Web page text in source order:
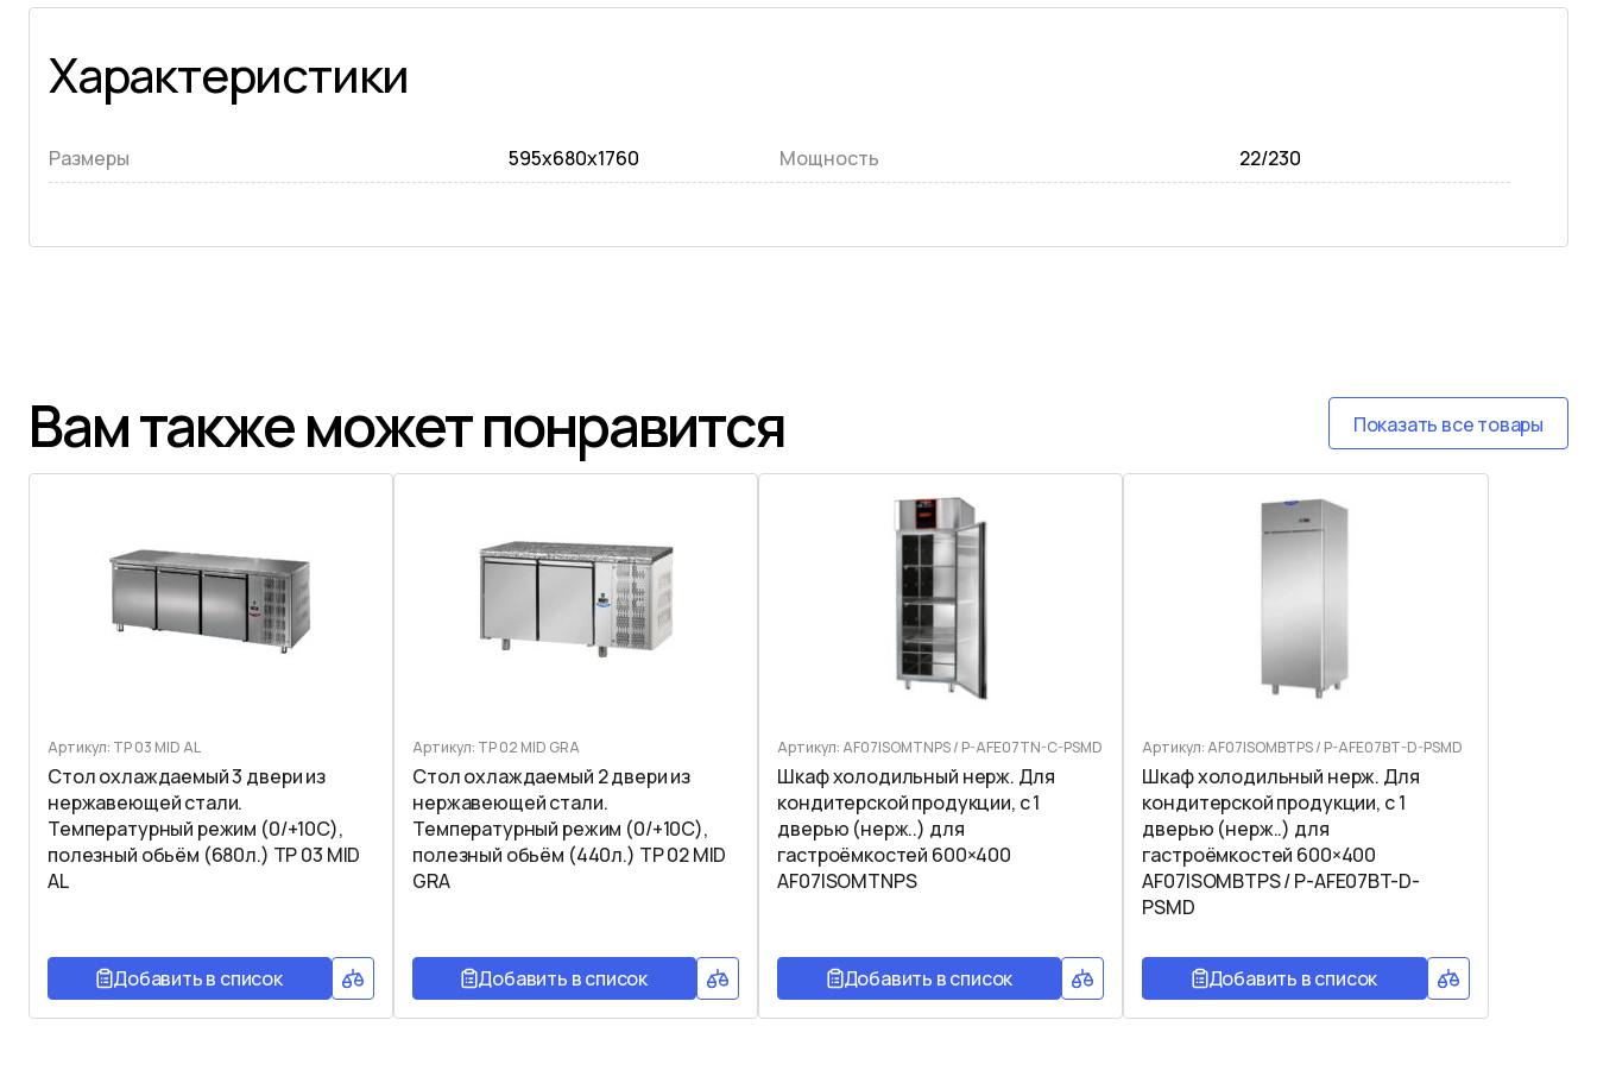
Характеристики
Размеры 595x680x1760 Мощность 22/230
Вам также может понравится Показать все товары
Артикул: TP 03 MID AL
Стол охлаждаемый 3 двери из
нержавеющей стали.
Температурный режим (0/+10C),
полезный обьём (680л.) TP 03 MID
AL
Добавить в список
Артикул: TP 02 MID GRA
Стол охлаждаемый 2 двери из
нержавеющей стали.
Температурный режим (0/+10C),
полезный обьём (440л.) TP 02 MID
GRA
Добавить в список
Артикул: AF07ISOMTNPS / P-AFE07TN-C-PSMD
Шкаф холодильный нерж. Для
кондитерской продукции, с 1
дверью (нерж..) для
гастроёмкостей 600×400
AF07ISOMTNPS
Добавить в список
Артикул: AF07ISOMBTPS / P-AFE07BT-D-PSMD
Шкаф холодильный нерж. Для
кондитерской продукции, с 1
дверью (нерж..) для
гастроёмкостей 600×400
AF07ISOMBTPS / P-AFE07BT-D-
PSMD
Добавить в список